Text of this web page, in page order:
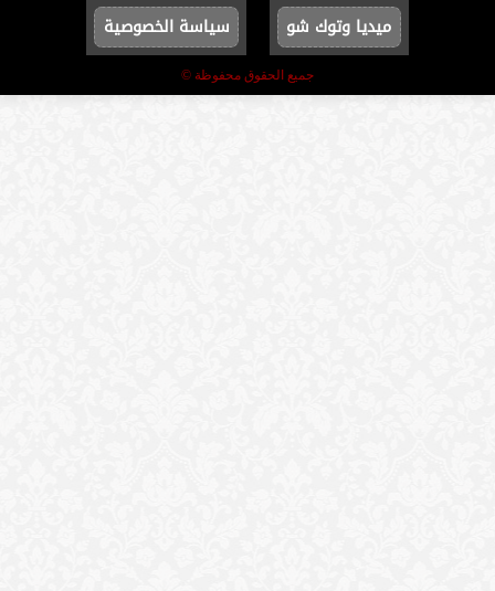
ميديا وتوك شو
سياسة الخصوصية
جميع الحقوق محفوظة ©